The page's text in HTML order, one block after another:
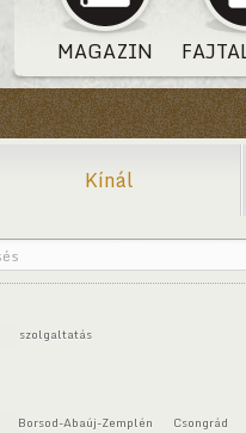
MAGAZIN
Kínál
szolgaltatás
Borsod-Abaúj-Zemplén
Csongrád